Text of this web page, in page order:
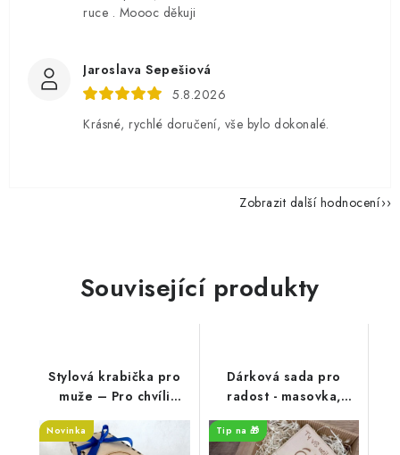
ruce . Moooc děkuji
Jaroslava Sepešiová
5.8.2026
Krásné, rychlé doručení, vše bylo dokonalé.
Zobrazit další hodnocení
Související produkty
Stylová krabička pro
muže – Pro chvíli
pohody
Novinka
Dárková sada pro
radost - masovka,
přání, dekorace
Tip na 🎁